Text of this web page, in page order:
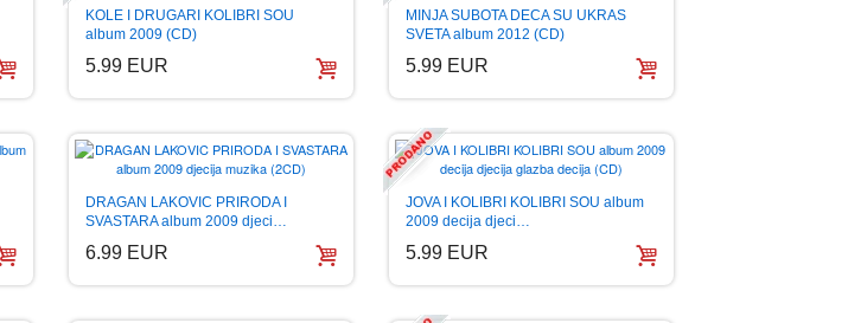
KOLE I DRUGARI KOLIBRI SOU
album 2009 (CD)
5.99 EUR
MINJA SUBOTA DECA SU UKRAS
SVETA album 2012 (CD)
5.99 EUR
DRAGAN LAKOVIC PRIRODA I
SVASTARA album 2009 djeci…
6.99 EUR
JOVA I KOLIBRI KOLIBRI SOU album
2009 decija djeci…
5.99 EUR